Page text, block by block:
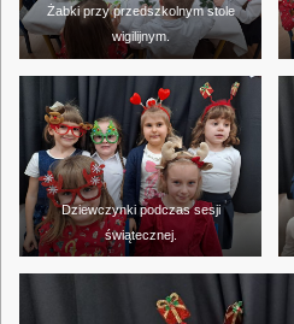
Żabki przy przedszkolnym stole
wigilijnym.
Dziewczynki podczas sesji
świątecznej.